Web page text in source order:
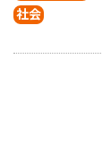
社会